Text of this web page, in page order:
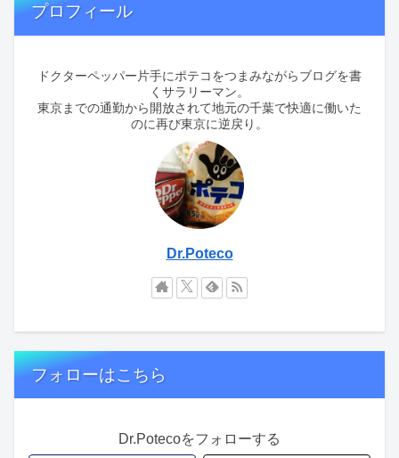
プロフィール
ドクターペッパー片手にポテコをつまみながらブログを書
くサラリーマン。
東京までの通勤から開放されて地元の千葉で快適に働いた
のに再び東京に逆戻り。
Dr.Poteco
フォローはこちら
Dr.Potecoをフォローする